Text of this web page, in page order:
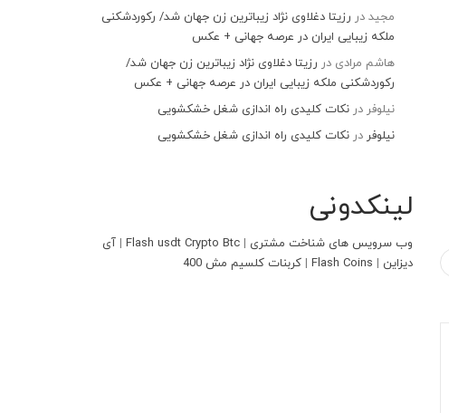
مجیددر رزیتا دغلاوی نژاد زیباترین زن جهان شد/ رکوردشکنی
ملکه زیبایی ایران در عرصه جهانی + عکس
هاشم مرادی در رزیتا دغلاوی نژاد زیباترین زن جهان شد/
رکوردشکنی ملکه زیبایی ایران در عرصه جهانی + عکس
نیلوفر در نکات کلیدی راه اندازی شغل خشکشویی
نیلوفر در نکات کلیدی راه اندازی شغل خشکشویی
لینکدونی
وب سرویس های شناخت مشتری |
Flash usdt Crypto Btc
| آی
دیزاین|
Flash Coins
| کربنات کلسیم مش 400